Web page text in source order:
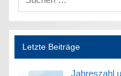
Letzte Beiträge
Jahreszahl